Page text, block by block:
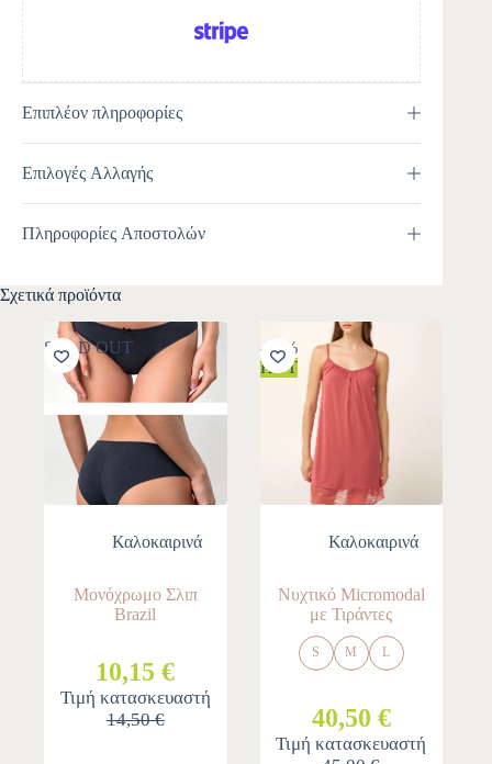
Επιπλέον πληροφορίες
Επιλογές Αλλαγής
Πληροφορίες Αποστολών
Σχετικά προϊόντα
SOLD OUT
Καλοκαιρινά
Μονόχρωμο Σλιπ
Brazil
10,15 €
Τιμή κατασκευαστή
14,50 €
-10%
HOT
Καλοκαιρινά
Νυχτικό Micromodal
με Τιράντες
S M L
40,50 €
Τιμή κατασκευαστή